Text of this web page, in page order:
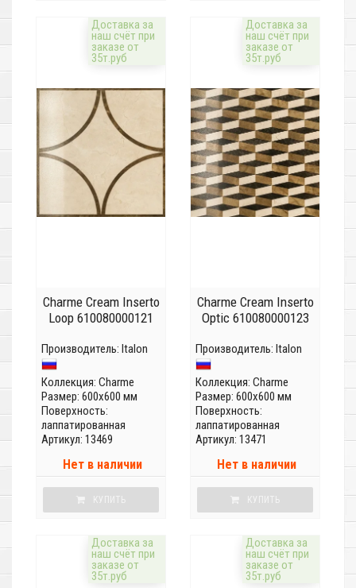
Доставка за
наш счёт при
заказе от
35т.руб
Charme Cream Inserto
Loop 610080000121
Производитель: Italon
Коллекция: Charme
Размер: 600x600 мм
Поверхность:
лаппатированная
Артикул: 13469
Нет в наличии
КУПИТЬ
Доставка за
наш счёт при
заказе от
35т.руб
Charme Cream Inserto
Optic 610080000123
Производитель: Italon
Коллекция: Charme
Размер: 600x600 мм
Поверхность:
лаппатированная
Артикул: 13471
Нет в наличии
КУПИТЬ
Доставка за
наш счёт при
заказе от
35т.руб
Доставка за
наш счёт при
заказе от
35т.руб